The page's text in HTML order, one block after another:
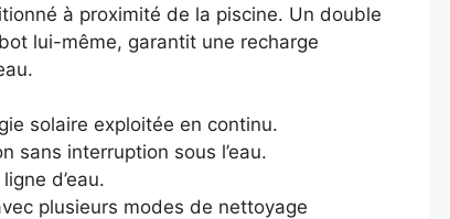
à proximité de la piscine. Un double
lui-même, garantit une recharge
solaire exploitée en continu.
sans interruption sous l’eau.
d’eau.
plusieurs modes de nettoyage